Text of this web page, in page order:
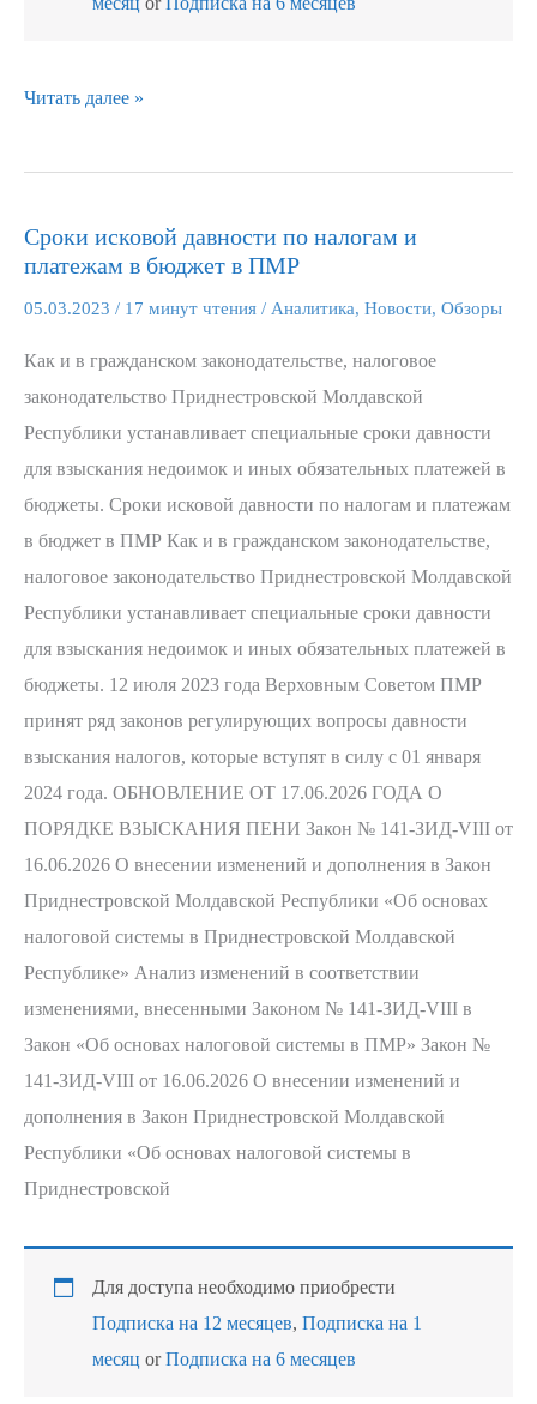
Читать далее »
Сроки исковой давности по налогам и
платежам в бюджет в ПМР
05.03.2023 / 17 минут чтения / Аналитика, Новости, Обзоры
Как и в гражданском законодательстве, налоговое
законодательство Приднестровской Молдавской
Республики устанавливает специальные сроки давности
для взыскания недоимок и иных обязательных платежей в
бюджеты. Сроки исковой давности по налогам и платежам
в бюджет в ПМР Как и в гражданском законодательстве,
налоговое законодательство Приднестровской Молдавской
Республики устанавливает специальные сроки давности
для взыскания недоимок и иных обязательных платежей в
бюджеты. 12 июля 2023 года Верховным Советом ПМР
принят ряд законов регулирующих вопросы давности
взыскания налогов, которые вступят в силу с 01 января
2024 года. ОБНОВЛЕНИЕ ОТ 17.06.2026 ГОДА О
ПОРЯДКЕ ВЗЫСКАНИЯ ПЕНИ Закон № 141-ЗИД-VIII от
16.06.2026 О внесении изменений и дополнения в Закон
Приднестровской Молдавской Республики «Об основах
налоговой системы в Приднестровской Молдавской
Республике» Анализ изменений в соответствии
изменениями, внесенными Законом № 141-ЗИД-VIII в
Закон «Об основах налоговой системы в ПМР» Закон №
141-ЗИД-VIII от 16.06.2026 О внесении изменений и
дополнения в Закон Приднестровской Молдавской
Республики «Об основах налоговой системы в
Приднестровской
Для доступа необходимо приобрести
Подписка на 12 месяцев,Подписка на 1
месяц orПодписка на 6 месяцев
Сроки
исковой
давности